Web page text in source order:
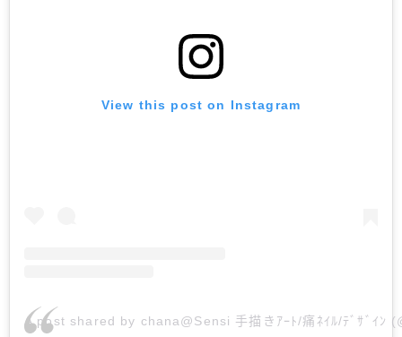
View this post on Instagram
A post shared by chana@Sensi 手描きｱｰﾄ/痛ﾈｲﾙ/ﾃﾞｻﾞｲﾝ